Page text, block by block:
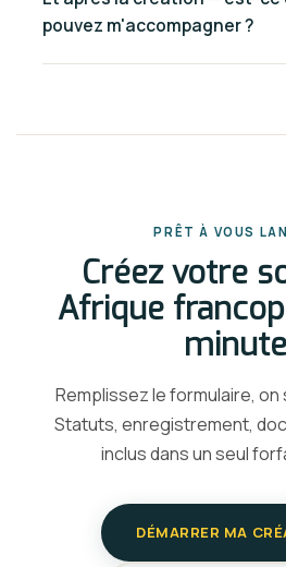
process is conducted remotely.
(Clifford Chance, PE/M&A). Les
pouvez m'accompagner ?
PRÊT À VOUS
Créez votre
Afrique
Remplissez le formulaire,
Statuts, enregistrement,
inclus dans un seul
DÉMARRER MA